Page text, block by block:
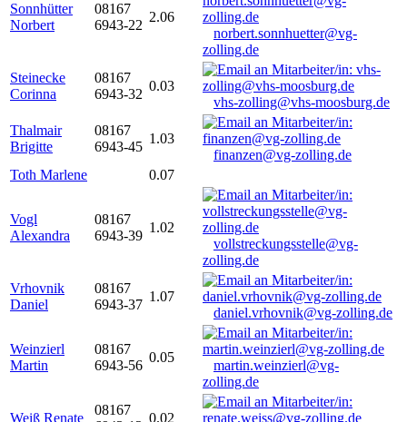
Sonnhütter
Norbert
08167
6943-22
2.06
norbert.sonnhuetter@vg-
zolling.de
Steinecke
Corinna
08167
6943-32
0.03
vhs-zolling@vhs-moosburg.de
Thalmair
Brigitte
08167
6943-45
1.03
finanzen@vg-zolling.de
Toth Marlene
0.07
Vogl
Alexandra
08167
6943-39
1.02
vollstreckungsstelle@vg-
zolling.de
Vrhovnik
Daniel
08167
6943-37
1.07
daniel.vrhovnik@vg-zolling.de
Weinzierl
Martin
08167
6943-56
0.05
martin.weinzierl@vg-
zolling.de
Weiß Renate
08167
0.02